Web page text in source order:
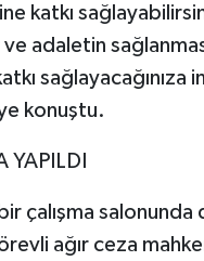
katkı
ve adaletin
sağlayacağınıza
konuştu.
YAPILDI
çalışma
ağır ceza